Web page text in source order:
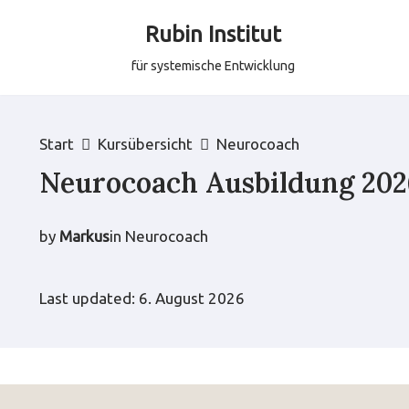
Rubin Institut
für systemische Entwicklung
Start Kursübersicht Neurocoach
Neurocoach Ausbildung
by Markusin Neurocoach
Last updated: 6. August 2026